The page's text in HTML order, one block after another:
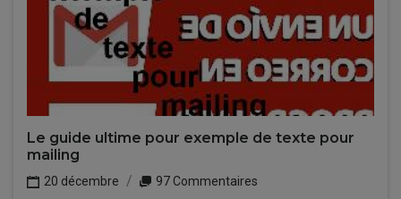
Le guide ultime pour exemple de texte pour
mailing
20 décembre
97 Commentaires